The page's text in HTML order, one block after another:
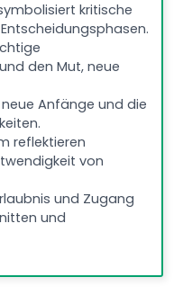
kritische
den Mut, neue
Anfänge und die
reflektieren
von
und Zugang
und